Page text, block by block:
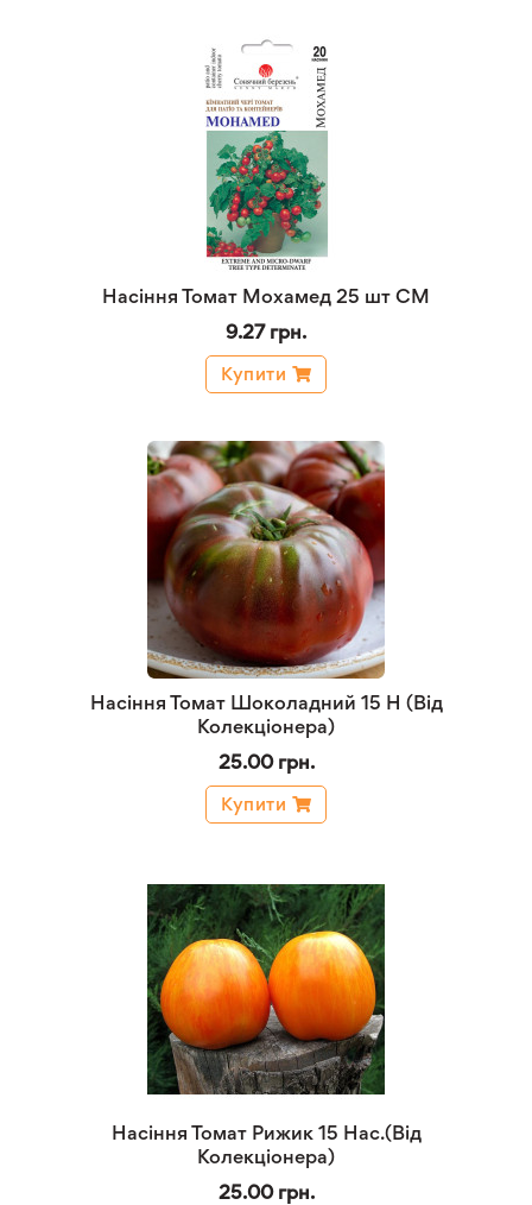
Насіння Томат Мохамед 25 шт СМ
9.27 грн.
Купити
Насіння Томат Шоколадний 15 Н (Від
Колекціонера)
25.00 грн.
Купити
Насіння Томат Рижик 15 Нас.(Від
Колекціонера)
25.00 грн.